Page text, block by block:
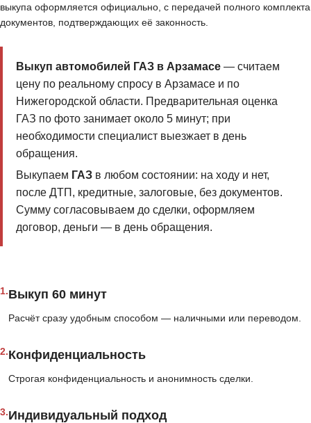
выкупа оформляется официально, с передачей полного комплекта
документов, подтверждающих её законность.
Выкуп автомобилей ГАЗ в Арзамасе— считаем
цену по реальному спросу в Арзамасе и по
Нижегородской области. Предварительная оценка
ГАЗ по фото занимает около 5 минут; при
необходимости специалист выезжает в день
обращения.
Выкупаем ГАЗв любом состоянии: на ходу и нет,
после ДТП, кредитные, залоговые, без документов.
Сумму согласовываем до сделки, оформляем
договор, деньги — в день обращения.
1.Выкуп 60 минут
Расчёт сразу удобным способом — наличными или переводом.
2.Конфиденциальность
Строгая конфиденциальность и анонимность сделки.
3.Индивидуальный подход